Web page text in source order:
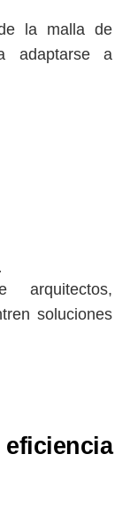
la malla de
adaptarse a
arquitectos,
soluciones